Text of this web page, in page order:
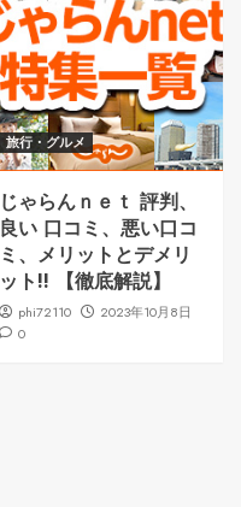
旅行・グルメ
じゃらんｎｅｔ 評判、
良い 口コミ、悪い口コ
ミ、メリットとデメリ
ット!! 【徹底解説】
phi72110
2023年10月8日
0